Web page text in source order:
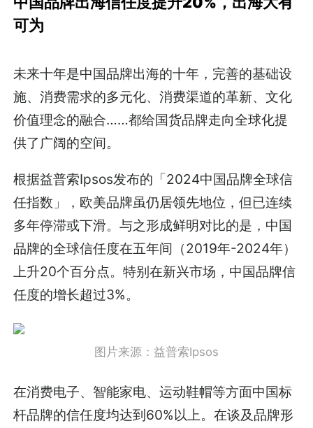
可为
未来十年是中国品牌出海的十年，完善的基础设
施、消费需求的多元化、消费渠道的革新、文化
价值理念的融合……都给国货品牌走向全球化提
供了广阔的空间。
根据益普索Ipsos发布的「2024中国品牌全球信
任指数」，欧美品牌虽仍居领先地位，但已连续
多年停滞或下滑。与之形成鲜明对比的是，中国
品牌的全球信任度在五年间（2019年-2024年）
上升20个百分点。特别在新兴市场，中国品牌信
任度的增长超过3%。
图片来源：益普索Ipsos
在消费电子、智能家电、运动鞋帽等方面中国标
杆品牌的信任度均达到60%以上。在谈及品牌形